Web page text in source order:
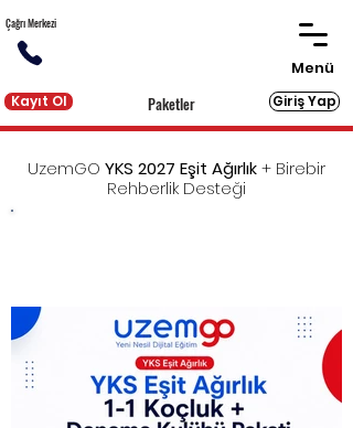
Kayıt Ol Giriş Yap
Menü
Paketler
Çağrı Merkezi
UzemGO YKS 2027 Eşit Ağırlık+ Birebir
Rehberlik Desteği